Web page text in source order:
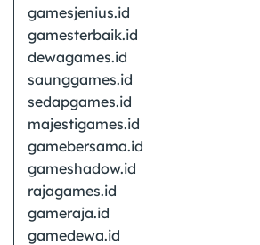
gamesjenius.id
gamesterbaik.id
dewagames.id
saunggames.id
sedapgames.id
majestigames.id
gamebersama.id
gameshadow.id
rajagames.id
gameraja.id
gamedewa.id